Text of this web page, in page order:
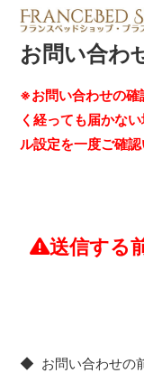
お問い合わ
※お問い合わせの確
く経っても届かな
ル設定を一度ご確
送信する
お問い合わせの